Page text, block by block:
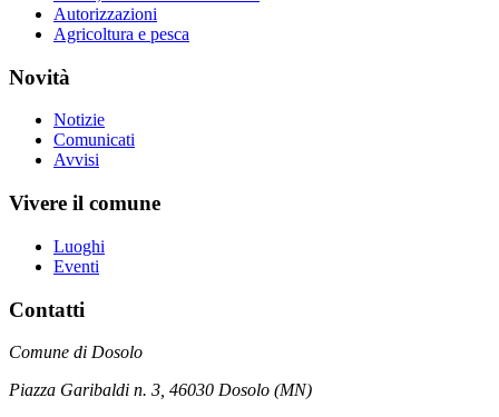
Autorizzazioni
Agricoltura e pesca
Novità
Notizie
Comunicati
Avvisi
Vivere il comune
Luoghi
Eventi
Contatti
Comune di Dosolo
Piazza Garibaldi n. 3, 46030 Dosolo (MN)